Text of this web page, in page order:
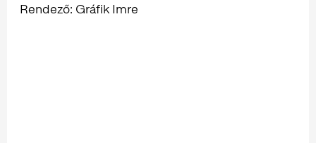
Rendező: Gráfik Imre